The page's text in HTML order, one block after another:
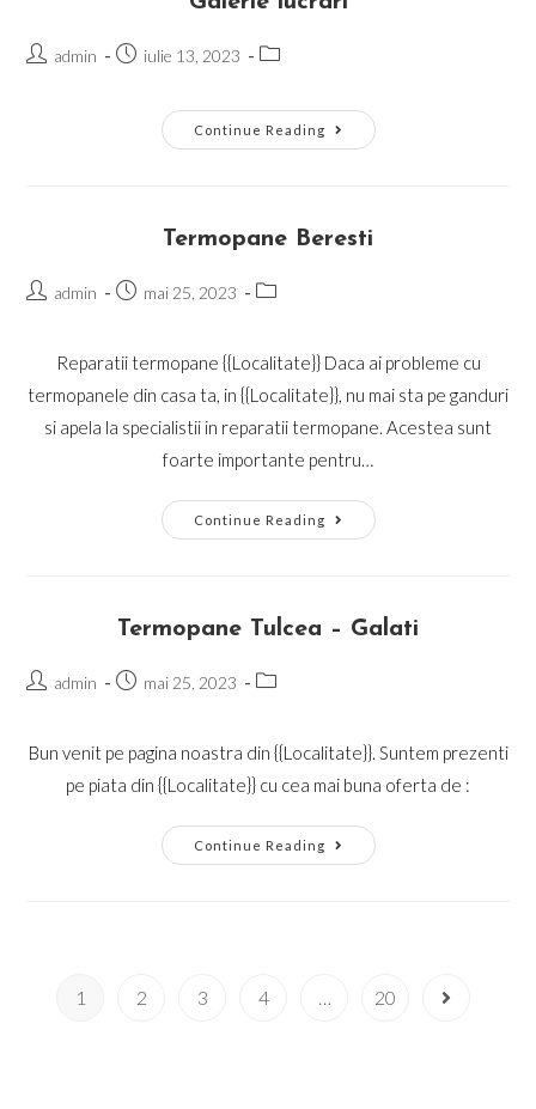
Postadmin
Postiulie 13, 2023
Post
Continue ReadingGalerie
Lucrari
Termopane Beresti
Postadmin
Postmai 25, 2023
Post
Reparatii termopane {{Localitate}} Daca ai probleme cu
termopanele din casa ta, in {{Localitate}}, nu mai sta pe ganduri
si apela la specialistii in reparatii termopane. Acestea sunt
foarte importante pentru…
Continue ReadingTermopane
Beresti
Termopane Tulcea – Galati
Postadmin
Postmai 25, 2023
Post
Bun venit pe pagina noastra din {{Localitate}}. Suntem prezenti
pe piata din {{Localitate}} cu cea mai buna oferta de :
Continue ReadingTermopane
Tulcea
1 2 3 4 … 20 Go to the